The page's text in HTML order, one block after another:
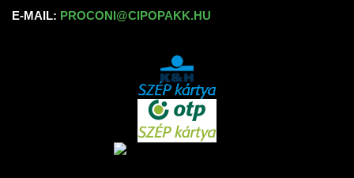
E-MAIL: PROCONI@CIPOPAKK.HU